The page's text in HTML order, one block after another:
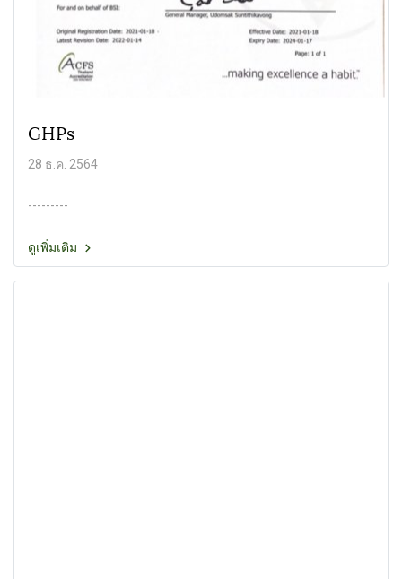
GHPs
28 ธ.ค. 2564
---------
ดูเพิ่มเติม